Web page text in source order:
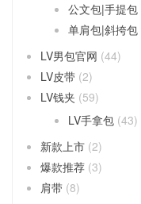
公文包|手提包
单肩包|斜挎包
LV男包官网 (44)
LV皮带 (2)
LV钱夹 (59)
LV手拿包 (43)
新款上市 (2)
爆款推荐 (3)
肩带 (8)